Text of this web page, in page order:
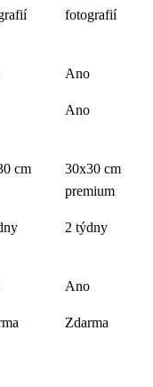
fotografií
Ano
Ano
cm
30x30 cm
premium
2 týdny
Ano
Zdarma